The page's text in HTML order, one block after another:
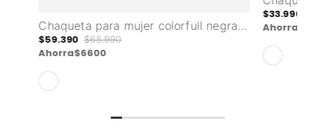
Chaqueta para mujer colorfull negra m
$59.390 $65.990
Ahorra$6600
$33.990
Ahorra